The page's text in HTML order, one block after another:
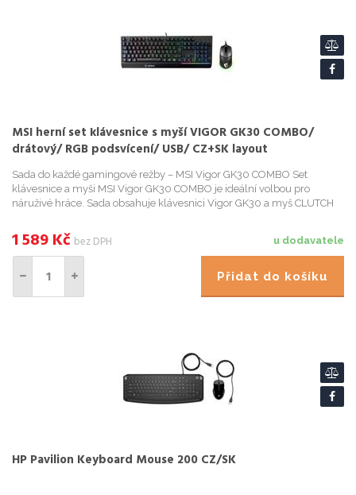
MSI herní set klávesnice s myší VIGOR GK30 COMBO/
drátový/ RGB podsvícení/ USB/ CZ+SK layout
Sada do každé gamingové režby – MSI Vigor GK30 COMBO Set
klávesnice a myši MSI Vigor GK30 COMBO je ideální volbou pro
náruživé hráce. Sada obsahuje klávesnici Vigor GK30 a myš CLUTCH
u dodavatele
1 589Kč bez DPH
Přidat do košíku
HP Pavilion Keyboard Mouse 200 CZ/SK